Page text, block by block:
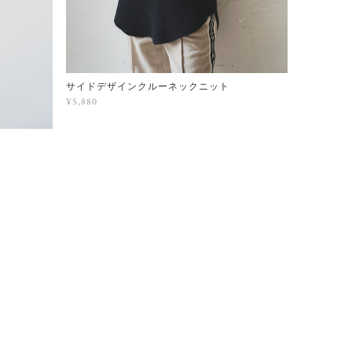
サイドデザインクルーネックニット
¥5,880